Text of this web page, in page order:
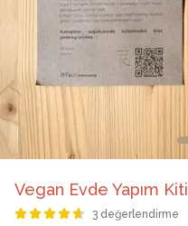
Vegan Evde Yapım Kiti
3 değerlendirme